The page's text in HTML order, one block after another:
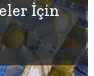
İçin